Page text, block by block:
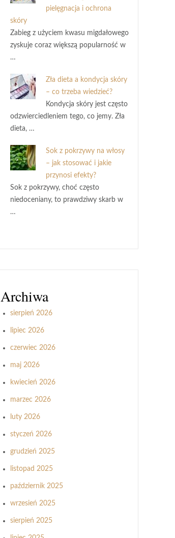
pielęgnacja i ochrona
skóry
Zabieg z użyciem kwasu migdałowego
zyskuje coraz większą popularność w
…
Zła dieta a kondycja skóry
– co trzeba wiedzieć?
Kondycja skóry jest często
odzwierciedleniem tego, co jemy. Zła
dieta, …
Sok z pokrzywy na włosy
– jak stosować i jakie
przynosi efekty?
Sok z pokrzywy, choć często
niedoceniany, to prawdziwy skarb w
…
Archiwa
sierpień 2026
lipiec 2026
czerwiec 2026
maj 2026
kwiecień 2026
marzec 2026
luty 2026
styczeń 2026
grudzień 2025
listopad 2025
październik 2025
wrzesień 2025
sierpień 2025